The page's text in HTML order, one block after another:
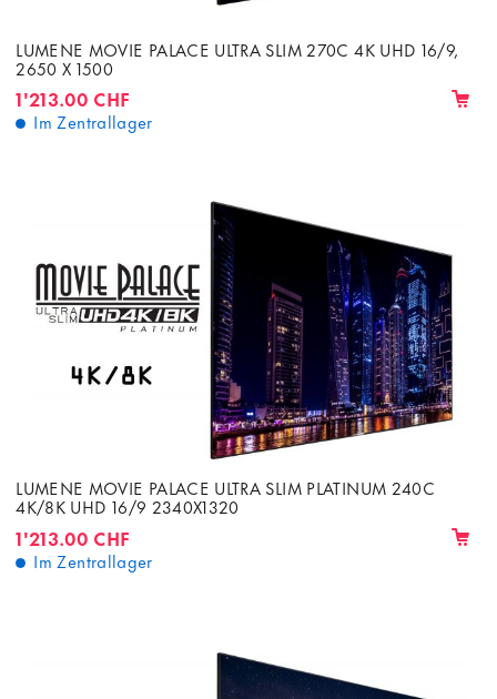
LUMENE MOVIE PALACE ULTRA SLIM 270C 4K UHD 16/9,
2650 X 1500
1'213.00 CHF
Im Zentrallager
LUMENE MOVIE PALACE ULTRA SLIM PLATINUM 240C
4K/8K UHD 16/9 2340X1320
1'213.00 CHF
Im Zentrallager